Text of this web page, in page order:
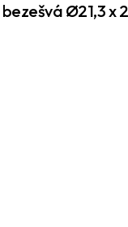
Ø21,3 x